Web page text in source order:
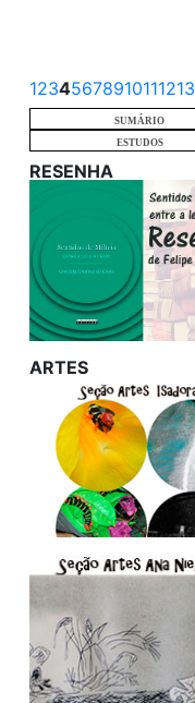
12345678910111213
SUMÁRIO
ESTUDOS
RESENHA
ARTES